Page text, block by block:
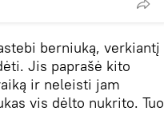
berniuką, verkiantį
Jis paprašė kito
ir neleisti jam
vis dėlto nukrito. Tuo